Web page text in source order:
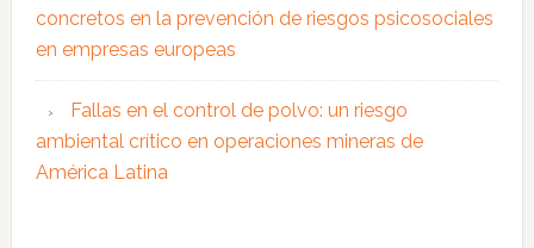
concretos en la prevención de riesgos psicosociales
en empresas europeas
Fallas en el control de polvo: un riesgo
ambiental crítico en operaciones mineras de
América Latina